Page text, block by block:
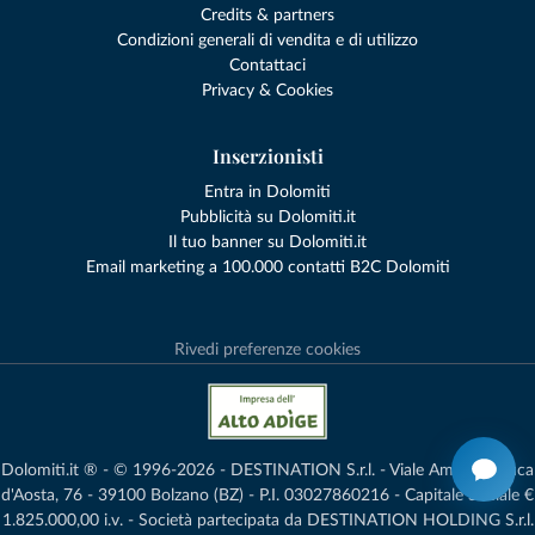
Credits & partners
Condizioni generali di vendita e di utilizzo
Contattaci
Privacy & Cookies
Inserzionisti
Entra in Dolomiti
Pubblicità su Dolomiti.it
Il tuo banner su Dolomiti.it
Email marketing a 100.000 contatti B2C Dolomiti
Rivedi preferenze cookies
Dolomiti.it ® - © 1996-2026 - DESTINATION S.r.l. - Viale Amedeo Duca
d'Aosta, 76 - 39100 Bolzano (BZ) - P.I. 03027860216 - Capitale Sociale €
1.825.000,00 i.v. - Società partecipata da DESTINATION HOLDING S.r.l.